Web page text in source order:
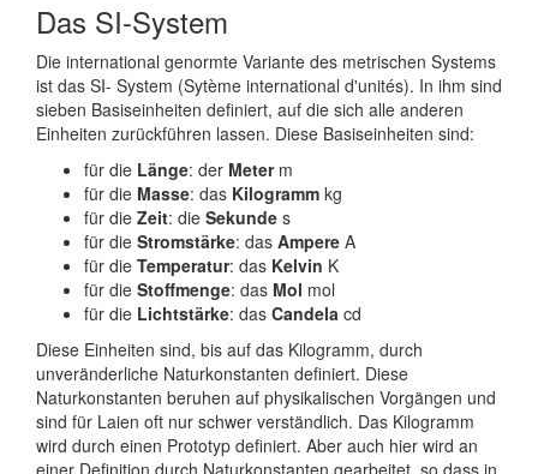
Das SI-System
Die international genormte Variante des metrischen Systems
ist das SI- System (Sytème international d'unités). In ihm sind
sieben Basiseinheiten definiert, auf die sich alle anderen
Einheiten zurückführen lassen. Diese Basiseinheiten sind:
für die Länge: der Meterm
für die Masse: das Kilogramm kg
für die Zeit: die Sekunde s
für die Stromstärke: das Ampere A
für die Temperatur: das Kelvin K
für die Stoffmenge: das Mol mol
für die Lichtstärke: das Candela cd
Diese Einheiten sind, bis auf das Kilogramm, durch
unveränderliche Naturkonstanten definiert. Diese
Naturkonstanten beruhen auf physikalischen Vorgängen und
sind für Laien oft nur schwer verständlich. Das Kilogramm
wird durch einen Prototyp definiert. Aber auch hier wird an
einer Definition durch Naturkonstanten gearbeitet, so dass in